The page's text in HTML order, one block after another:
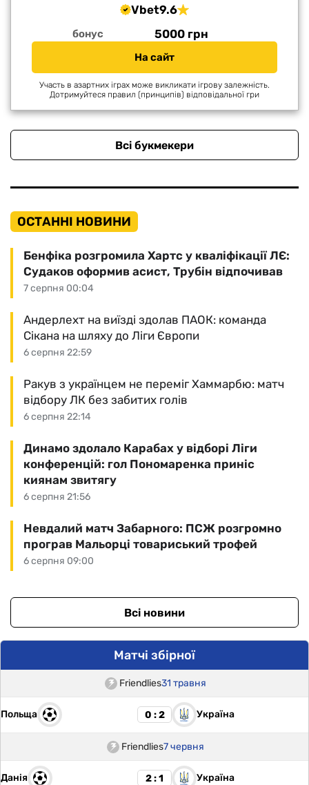
Vbet9.6
бонус 5000 грн
На сайт
Участь в азартних іграх може викликати ігрову залежність.
Дотримуйтеся правил (принципів) відповідальної гри
Всі букмекери
ОСТАННІ НОВИНИ
7 серпня 00:04
Бенфіка розгромила Хартс у кваліфікації ЛЄ:
Судаков оформив асист, Трубін відпочивав
6 серпня 22:59
Андерлехт на виїзді здолав ПАОК: команда
Сікана на шляху до Ліги Європи
6 серпня 22:14
Ракув з українцем не переміг Хаммарбю: матч
відбору ЛК без забитих голів
6 серпня 21:56
Динамо здолало Карабах у відборі Ліги
конференцій: гол Пономаренка приніс
киянам звитягу
6 серпня 09:00
Невдалий матч Забарного: ПСЖ розгромно
програв Мальорці товариський трофей
Всі новини
Матчі збірної
Friendlies31 травня
Польща 0 : 2 Україна
Friendlies7 червня
Данія 2 : 1 Україна